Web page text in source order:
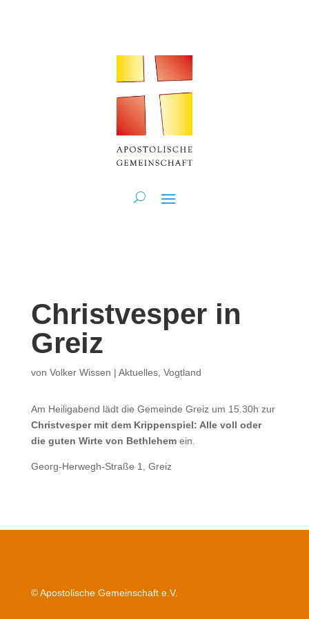
Christvesper in
Greiz
von Volker Wissen | Aktuelles, Vogtland
Am Heiligabend lädt die Gemeinde Greiz um 15.30h zur
Christvesper mit dem Krippenspiel: Alle voll oder
die guten Wirte von Bethlehem ein.
Georg-Herwegh-Straße 1, Greiz
© Apostolische Gemeinschaft e.V.